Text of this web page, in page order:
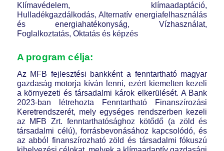
Klímavédelem, klímaadaptáció,
Hulladékgazdálkodás, Alternatív energiafelhasználás
és energiahatékonyság, Vízhasználat,
Foglalkoztatás, Oktatás és képzés
A program célja:
Az MFB fejlesztési bankként a fenntartható magyar
gazdaság motorja kíván lenni, ezért kiemelten kezeli
a környezeti és társadalmi károk elkerülését. A Bank
2023-ban létrehozta Fenntartható Finanszírozási
Keretrendszerét, mely egységes rendszerben kezeli
az MFB Zrt. fenntarthatósághoz kötődő (a zöld és
társadalmi célú), forrásbevonásához kapcsolódó, és
az abból finanszírozható zöld és társadalmi fókuszú